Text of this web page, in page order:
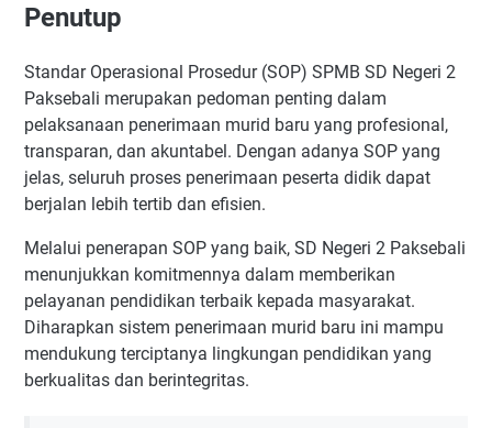
Penutup
Standar Operasional Prosedur (SOP) SPMB SD Negeri 2
Paksebali merupakan pedoman penting dalam
pelaksanaan penerimaan murid baru yang profesional,
transparan, dan akuntabel. Dengan adanya SOP yang
jelas, seluruh proses penerimaan peserta didik dapat
berjalan lebih tertib dan efisien.
Melalui penerapan SOP yang baik, SD Negeri 2 Paksebali
menunjukkan komitmennya dalam memberikan
pelayanan pendidikan terbaik kepada masyarakat.
Diharapkan sistem penerimaan murid baru ini mampu
mendukung terciptanya lingkungan pendidikan yang
berkualitas dan berintegritas.